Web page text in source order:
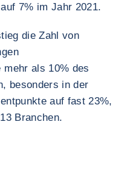
7% im Jahr 2021.
die Zahl von
mehr als 10% des
besonders in der
auf fast 23%,
Branchen.